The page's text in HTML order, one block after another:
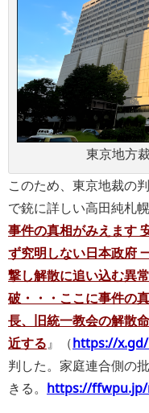
東京地方
このため、東京地裁の
で銃に詳しい高田純札
事件の真相がみえます
ず究明しない日本政府
撃し解散に追い込む異
破・・・ここに事件の
長、旧統一教会の解散
近する』（https://x.gd/
判した。家庭連合側の
きる。 https://